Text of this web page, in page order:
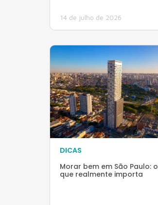
14 de julho de 2026
DICAS
Morar bem em São Paulo: o
que realmente importa